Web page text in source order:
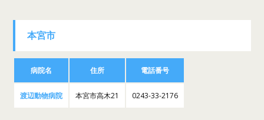
本宮市
病院名 住所 電話番号
渡辺動物病院 本宮市高木21 0243-33-2176